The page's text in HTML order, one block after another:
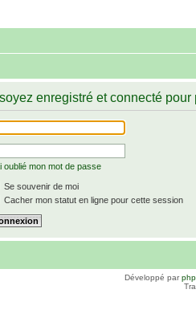
enregistré et connecté
oublié mon mot de passe
Se souvenir de moi
Cacher mon statut en ligne pour cette session
Développé par